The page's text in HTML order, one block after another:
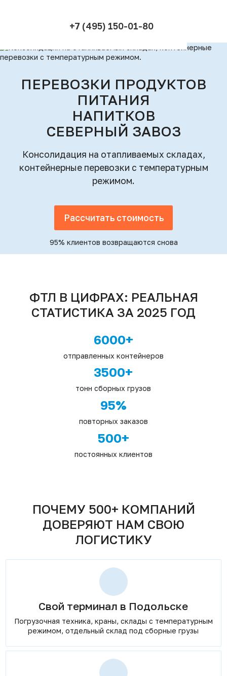
+7 (495) 150-01-80
ПЕРЕВОЗКИ ПРОДУКТОВ
ПИТАНИЯ
НАПИТКОВ
СЕВЕРНЫЙ ЗАВОЗ
Консолидация на отапливаемых складах,
контейнерные перевозки с температурным
режимом.
Рассчитать стоимость
95% клиентов возвращаются снова
ФТЛ В ЦИФРАХ: РЕАЛЬНАЯ
СТАТИСТИКА ЗА 2025 ГОД
6000+
отправленных контейнеров
3500+
тонн сборных грузов
95%
повторных заказов
500+
постоянных клиентов
ПОЧЕМУ 500+ КОМПАНИЙ
ДОВЕРЯЮТ НАМ СВОЮ
ЛОГИСТИКУ
Свой терминал в Подольске
Погрузочная техника, краны, склады с температурным
режимом, отдельный склад под сборные грузы